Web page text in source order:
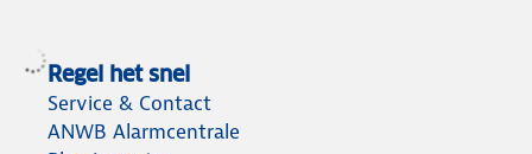
Regel het snel
Service & Contact
ANWB Alarmcentrale